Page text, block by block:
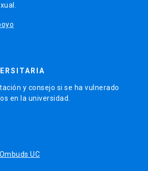
y consejo si se ha vulnerado
en la universidad.
UC